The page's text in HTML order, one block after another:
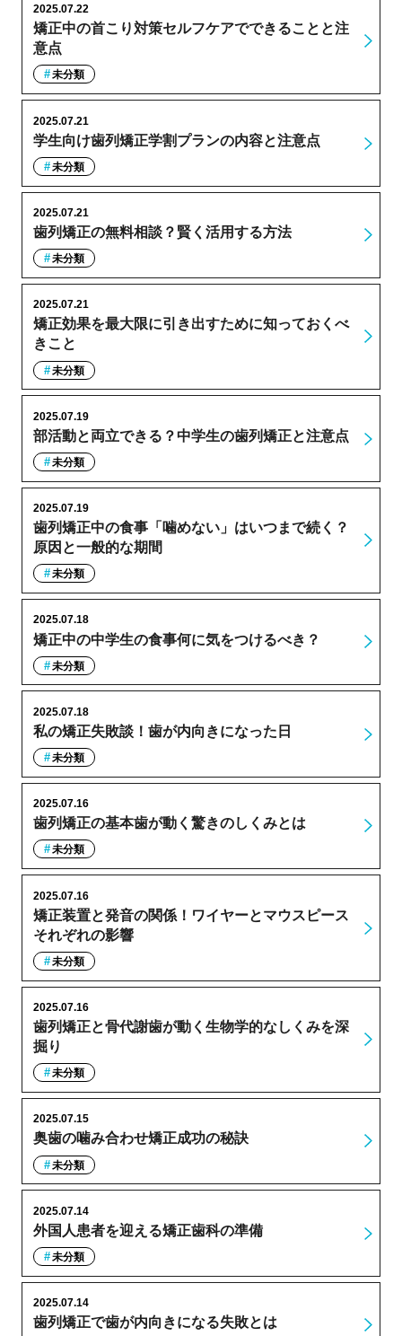
矯正中の首こり対策セルフケアでできることと注
意点
2025.07.22
未分類
学生向け歯列矯正学割プランの内容と注意点
2025.07.21
未分類
歯列矯正の無料相談？賢く活用する方法
2025.07.21
未分類
矯正効果を最大限に引き出すために知っておくべ
きこと
2025.07.21
未分類
部活動と両立できる？中学生の歯列矯正と注意点
2025.07.19
未分類
歯列矯正中の食事「噛めない」はいつまで続く？
原因と一般的な期間
2025.07.19
未分類
矯正中の中学生の食事何に気をつけるべき？
2025.07.18
未分類
私の矯正失敗談！歯が内向きになった日
2025.07.18
未分類
歯列矯正の基本歯が動く驚きのしくみとは
2025.07.16
未分類
矯正装置と発音の関係！ワイヤーとマウスピース
それぞれの影響
2025.07.16
未分類
歯列矯正と骨代謝歯が動く生物学的なしくみを深
掘り
2025.07.16
未分類
奥歯の噛み合わせ矯正成功の秘訣
2025.07.15
未分類
外国人患者を迎える矯正歯科の準備
2025.07.14
未分類
歯列矯正で歯が内向きになる失敗とは
2025.07.14